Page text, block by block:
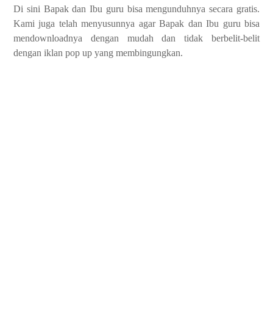
Di sini Bapak dan Ibu guru bisa mengunduhnya secara gratis.
Kami juga telah menyusunnya agar Bapak dan Ibu guru bisa
mendownloadnya dengan mudah dan tidak berbelit-belit
dengan iklan pop up yang membingungkan.